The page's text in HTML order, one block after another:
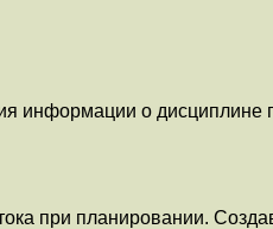
информации о дисциплине
при планировании.